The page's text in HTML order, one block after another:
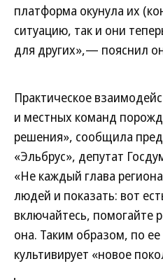
платформа окунула их
ситуацию, так и они
для других»,— пояснил
Практическое
и местных команд
решения», сообщила
«Эльбрус», депутат
«Не каждый глава
людей и показать: вот
включайтесь,
она. Таким образом, по
культивирует «новое